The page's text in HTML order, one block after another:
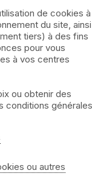
de cookies à
du site, ainsi
tiers) à des fins
pour vous
à vos centres
ou obtenir des
conditions générales
ou autres